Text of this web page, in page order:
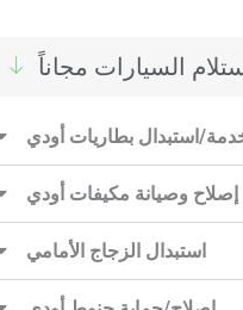
السيارات مجاناً
استبدال بطاريات أودي
إصلاح وصيانة مكيفات أودي
استبدال الزجاج الأمامي